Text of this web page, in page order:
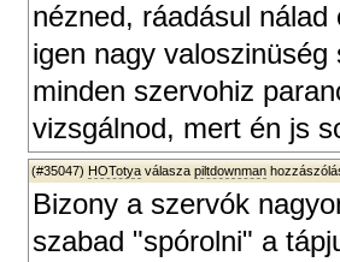
nézned, ráadásul
igen nagy
minden szervohiz
vizsgálnod, mert én js
(#35047) HOTotya válasza piltdownman
Bizony a szervók
szabad "spórolni" a